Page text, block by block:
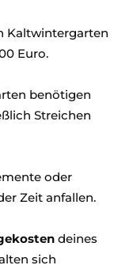
Kaltwintergarten
Euro.
benötigen
Streichen
oder
Zeit anfallen.
deines
sich